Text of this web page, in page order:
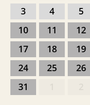
3
4 5
10
11 12
17
18 19
24
25 26
31